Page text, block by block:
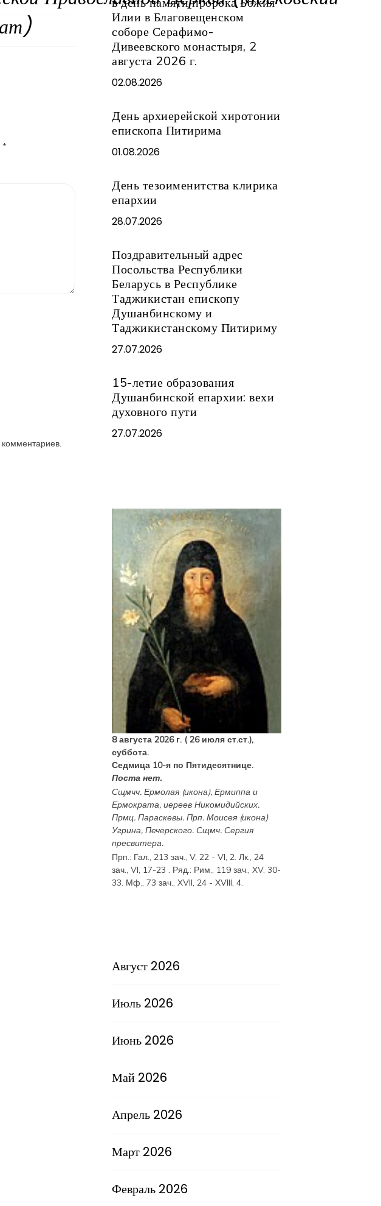
*
Илии в Благовещенском
соборе Серафимо-
Дивеевского монастыря, 2
августа 2026 г.
02.08.2026
День архиерейской хиротонии
епископа Питирима
01.08.2026
День тезоименитства клирика
епархии
28.07.2026
Поздравительный адрес
Посольства Республики
Беларусь в Республике
Таджикистан епископу
Душанбинскому и
Таджикистанскому Питириму
27.07.2026
15-летие образования
Душанбинской епархии: вехи
духовного пути
27.07.2026
8 августа 2026 г. ( 26 июля ст.ст.),
суббота.
Седмица 10-я по Пятидесятнице.
Поста нет.
Сщмчч.Ермолая (икона),Ермиппа и
Ермократа, иереев Никомидийских.
Прмц.Параскевы. Прп.Моисея (икона)
Угрина, Печерского. Сщмч.Сергия
пресвитера.
Прп.: Гал., 213 зач., V, 22 - VI, 2. Лк., 24
зач., VI, 17-23
. Ряд.: Рим., 119 зач., XV, 30-
33. Мф., 73 зач., XVII, 24 - XVIII, 4.
Август 2026
Июль 2026
Июнь 2026
Май 2026
Апрель 2026
Март 2026
Февраль 2026